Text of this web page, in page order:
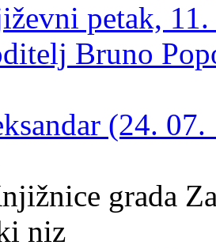
petak,
Bruno
(24.
grada
niz